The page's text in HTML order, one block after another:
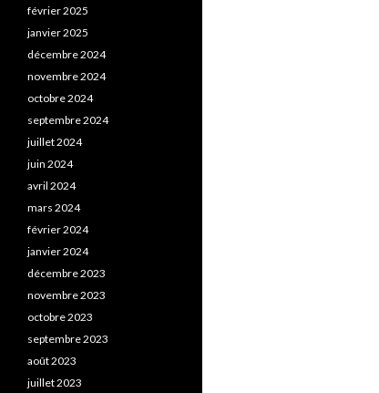
février 2025
janvier 2025
décembre 2024
novembre 2024
octobre 2024
septembre 2024
juillet 2024
juin 2024
avril 2024
mars 2024
février 2024
janvier 2024
décembre 2023
novembre 2023
octobre 2023
septembre 2023
août 2023
juillet 2023